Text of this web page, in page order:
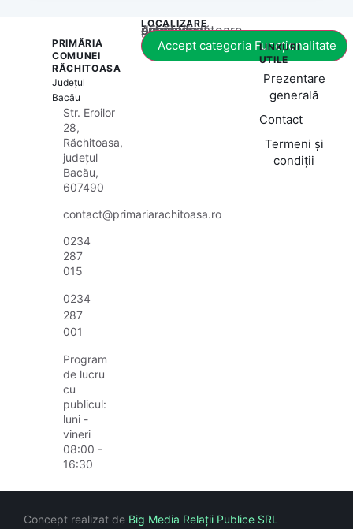
PRIMĂRIA
COMUNEI
RĂCHITOASA
Județul
Bacău
Str. Eroilor
28,
Răchitoasa,
județul
Bacău,
607490
contact@primariarachitoasa.ro
0234
287
015
0234
287
001
Program
de lucru
cu
publicul:
luni -
vineri
08:00 -
16:30
LOCALIZARE
Acest conținut este blocat până când acceptați categoria corespunzătoare de cookie-uri.
Accept categoria Funcționalitate
LINKURI
UTILE
Prezentare
generală
Contact
Termeni și
condiții
Concept realizat de Big Media Relații Publice SRL